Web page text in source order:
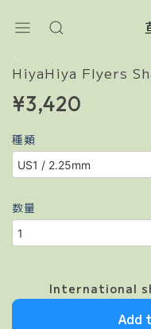
HiyaHiya Flyers
¥3,420
種類
数量
International
Add